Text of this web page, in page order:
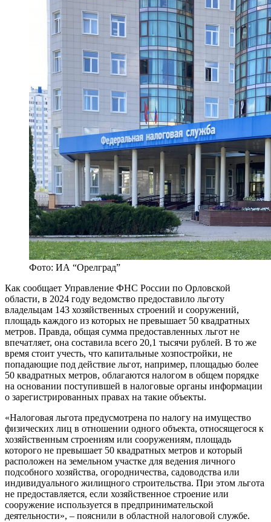
Фото: ИА “Орелград”
Как сообщает Управление ФНС России по Орловской
области, в 2024 году ведомство предоставило льготу
владельцам 143 хозяйственных строений и сооружений,
площадь каждого из которых не превышает 50 квадратных
метров. Правда, общая сумма предоставленных льгот не
впечатляет, она составила всего 20,1 тысячи рублей. В то же
время стоит учесть, что капитальные хозпостройки, не
попадающие под действие льгот, например, площадью более
50 квадратных метров, облагаются налогом в общем порядке
на основании поступившей в налоговые органы информации
о зарегистрированных правах на такие объекты.
«Налоговая льгота предусмотрена по налогу на имущество
физических лиц в отношении одного объекта, относящегося к
хозяйственным строениям или сооружениям, площадь
которого не превышает 50 квадратных метров и который
расположен на земельном участке для ведения личного
подсобного хозяйства, огородничества, садоводства или
индивидуального жилищного строительства. При этом льгота
не предоставляется, если хозяйственное строение или
сооружение используется в предпринимательской
деятельности», – пояснили в областной налоговой службе.